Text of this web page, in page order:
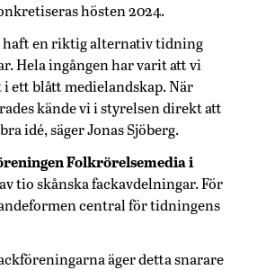
hösten 2024.
haft en riktig alternativ tidning
Hela ingången har varit att vi
ett blått medielandskap. När
kände vi i styrelsen direkt att
idé, säger Jonas Sjöberg.
Folkrörelsemedia i
tio skånska fackavdelningar. För
central för tidningens
äger detta snarare